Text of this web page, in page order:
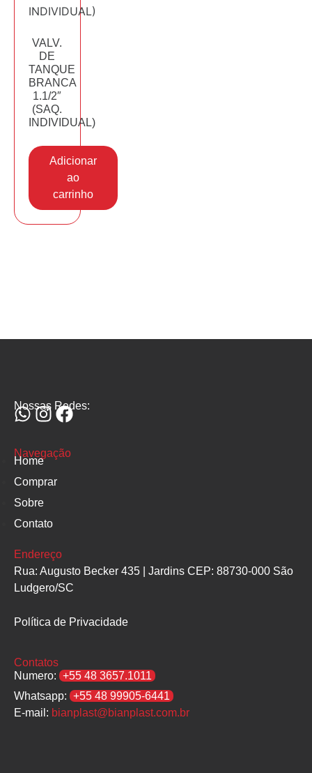
VALV.
DE
TANQUE
BRANCA
1.1/2″
(SAQ.
INDIVIDUAL)
Adicionar
ao
carrinho
Nossas Redes:
Navegação
Home
Comprar
Sobre
Contato
Endereço
Rua: Augusto Becker 435 | Jardins CEP: 88730-000 São
Ludgero/SC
Política de Privacidade
Contatos
Numero: +55 48 3657.1011
Whatsapp: +55 48 99905-6441
E-mail: bianplast@bianplast.com.br